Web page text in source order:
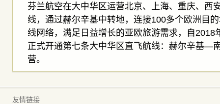
芬兰航空在大中华区运营北京、上海、重庆、西
线，通过赫尔辛基中转地，连接100多个欧洲目
线网络，满足日益增长的亚欧旅游需求，自2018
正式开通第七条大中华区直飞航线：赫尔辛基—
营。
友情链接